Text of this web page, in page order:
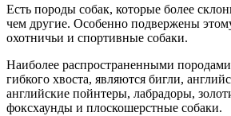
Есть породы собак, которые более
чем другие. Особенно подвержены
охотничьи и спортивные собаки.
Наиболее распространенными
гибкого хвоста, являются бигли,
английские пойнтеры, лабрадоры,
фоксхаунды и плоскошерстные собаки.